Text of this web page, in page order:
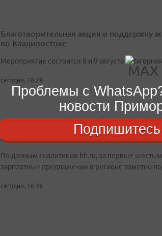
Благотворительная акция в поддержку
во Владивостоке
Мероприятие состоится 8 и 9 августа в
сегодня, 18:28
Кто в Приморском крае стал
По данным аналитиков hh.ru, за первые шесть
зарплатные предложения в регионе заметно
сегодня, 16:46
Проблемы с
новости